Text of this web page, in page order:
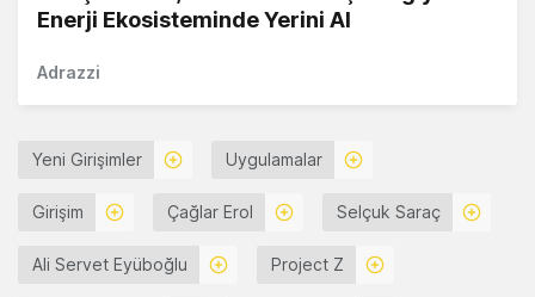
Enerji Ekosisteminde Yerini Al
Adrazzi
Yeni Girişimler Uygulamalar
Girişim Çağlar Erol Selçuk Saraç
Ali Servet Eyüboğlu Project Z